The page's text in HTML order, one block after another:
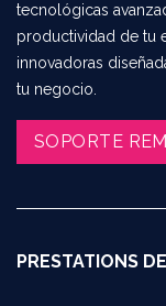
tecnológicas
productividad de tu
innovadoras
tu negocio.
SOPORTE
PRESTATIONS